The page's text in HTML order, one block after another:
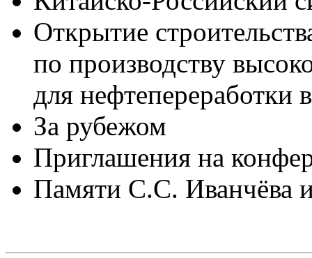
Открытие
по производству
для нефтепереработки
За рубежом
Приглашения на
Памяти С.С. Иванчёва